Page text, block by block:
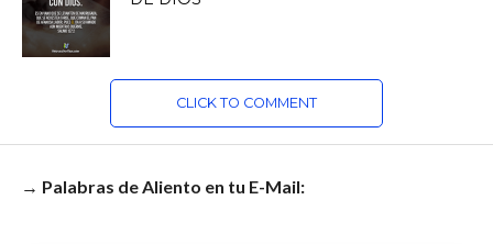
CLICK TO COMMENT
→ Palabras de Aliento en tu E-Mail: